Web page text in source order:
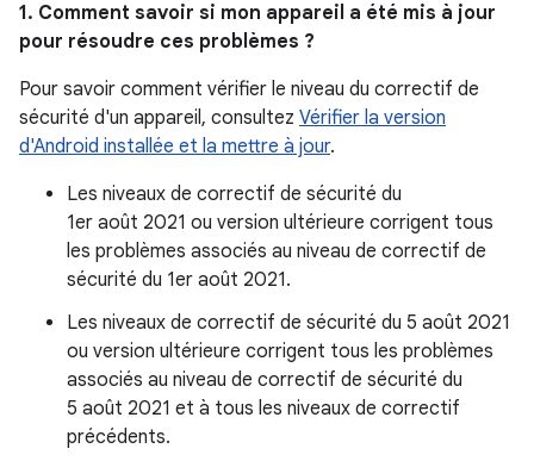
1. Comment savoir si mon appareil a été mis à jour
pour résoudre ces problèmes ?
Pour savoir comment vérifier le niveau du correctif de
sécurité d'un appareil, consultez Vérifier la version
d'Android installée et la mettre à jour.
Les niveaux de correctif de sécurité du
1er août 2021 ou version ultérieure corrigent tous
les problèmes associés au niveau de correctif de
sécurité du 1er août 2021.
Les niveaux de correctif de sécurité du 5 août 2021
ou version ultérieure corrigent tous les problèmes
associés au niveau de correctif de sécurité du
5 août 2021 et à tous les niveaux de correctif
précédents.